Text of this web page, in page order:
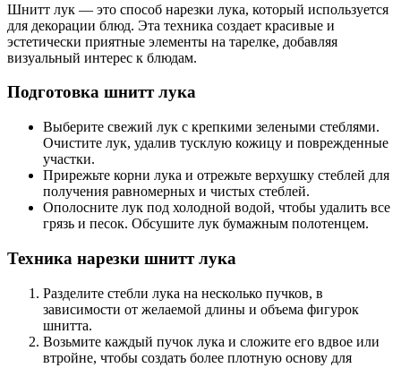
Шнитт лук — это способ нарезки лука, который используется
для декорации блюд. Эта техника создает красивые и
эстетически приятные элементы на тарелке, добавляя
визуальный интерес к блюдам.
Подготовка шнитт лука
Выберите свежий лук с крепкими зелеными стеблями.
Очистите лук, удалив тусклую кожицу и поврежденные
участки.
Прирежьте корни лука и отрежьте верхушку стеблей для
получения равномерных и чистых стеблей.
Ополосните лук под холодной водой, чтобы удалить все
грязь и песок. Обсушите лук бумажным полотенцем.
Техника нарезки шнитт лука
Разделите стебли лука на несколько пучков, в
зависимости от желаемой длины и объема фигурок
шнитта.
Возьмите каждый пучок лука и сложите его вдвое или
втройне, чтобы создать более плотную основу для